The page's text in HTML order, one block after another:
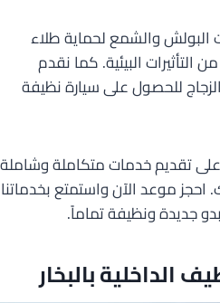
البولش والشمع لحماية طلاء
التأثيرات البيئية. كما نقدم
للحصول على سيارة نظيفة
تقديم خدمات متكاملة وشاملة
احجز موعد الآن واستمتع بخدماتنا
جديدة ونظيفة تماماً.
الداخلية بالبخار